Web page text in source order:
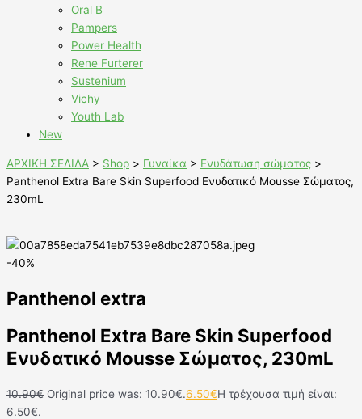
Oral B
Pampers
Power Health
Rene Furterer
Sustenium
Vichy
Youth Lab
New
ΑΡΧΙΚΗ ΣΕΛΙΔΑ > Shop > Γυναίκα > Ενυδάτωση σώματος >
Panthenol Extra Bare Skin Superfood Ενυδατικό Mousse Σώματος,
230mL
-40%
Panthenol extra
Panthenol Extra Bare Skin Superfood
Ενυδατικό Mousse Σώματος, 230mL
10.90€ Original price was: 10.90€.6.50€Η τρέχουσα τιμή είναι:
6.50€.